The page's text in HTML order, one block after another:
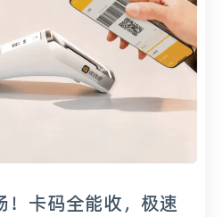
！卡码全能收，极速